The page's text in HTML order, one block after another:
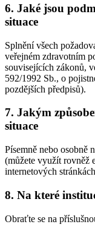
6. Jaké jsou
situace
Splnění všech
veřejném zdravotním
souvisejících zákonů,
592/1992 Sb., o
pozdějších předpisů).
7. Jakým
situace
Písemně nebo osobně
(můžete využít rovněž
internetových
8. Na které
Obraťte se na